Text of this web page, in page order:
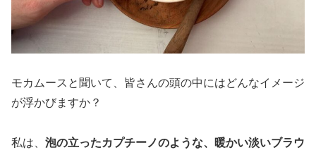
モカムースと聞いて、皆さんの頭の中にはどんなイメージ
が浮かびますか？
私は、 泡の立ったカプチーノのような、暖かい淡いブラウ